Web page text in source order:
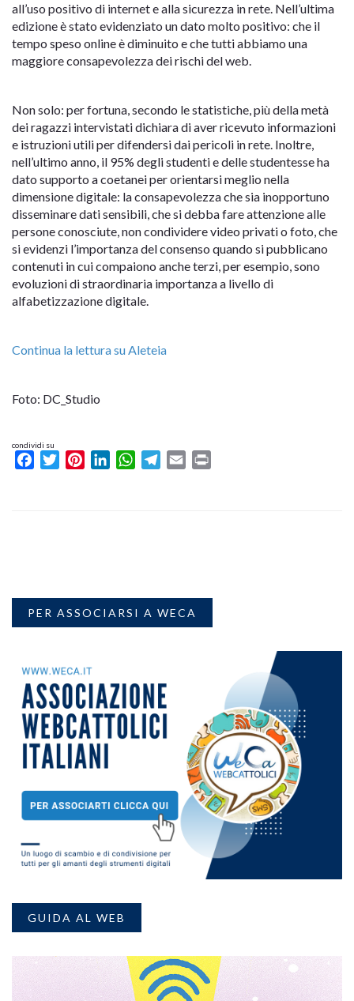
all’uso positivo di internet e alla sicurezza in rete. Nell’ultima
edizione è stato evidenziato un dato molto positivo: che il
tempo speso online è diminuito e che tutti abbiamo una
maggiore consapevolezza dei rischi del web.
Non solo: per fortuna, secondo le statistiche, più della metà
dei ragazzi intervistati dichiara di aver ricevuto informazioni
e istruzioni utili per difendersi dai pericoli in rete. Inoltre,
nell’ultimo anno, il 95% degli studenti e delle studentesse ha
dato supporto a coetanei per orientarsi meglio nella
dimensione digitale: la consapevolezza che sia inopportuno
disseminare dati sensibili, che si debba fare attenzione alle
persone conosciute, non condividere video privati o foto, che
si evidenzi l’importanza del consenso quando si pubblicano
contenuti in cui compaiono anche terzi, per esempio, sono
evoluzioni di straordinaria importanza a livello di
alfabetizzazione digitale.
Continua la lettura su Aleteia
Foto: DC_Studio
condividi su
FacebookTwitterPinterestLinkedInWhatsAppTelegram
Email
PER ASSOCIARSI A WECA
GUIDA AL WEB